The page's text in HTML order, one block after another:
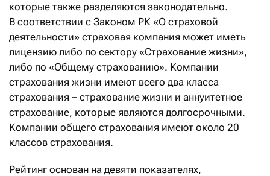
которые также разделяются законодательно.
В соответствии с Законом РК «О страховой
деятельности» страховая компания может иметь
лицензию либо по сектору «Страхование жизни»,
либо по «Общему страхованию». Компании
страхования жизни имеют всего два класса
страхования – страхование жизни и аннуитетное
страхование, которые являются долгосрочными.
Компании общего страхования имеют около 20
классов страхования.
Рейтинг основан на девяти показателях,